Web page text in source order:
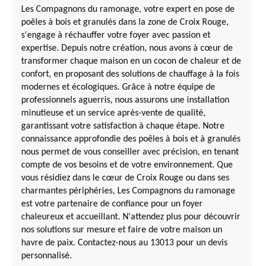
Les Compagnons du ramonage, votre expert en pose de
poêles à bois et granulés dans la zone de Croix Rouge,
s'engage à réchauffer votre foyer avec passion et
expertise. Depuis notre création, nous avons à cœur de
transformer chaque maison en un cocon de chaleur et de
confort, en proposant des solutions de chauffage à la fois
modernes et écologiques. Grâce à notre équipe de
professionnels aguerris, nous assurons une installation
minutieuse et un service après-vente de qualité,
garantissant votre satisfaction à chaque étape. Notre
connaissance approfondie des poêles à bois et à granulés
nous permet de vous conseiller avec précision, en tenant
compte de vos besoins et de votre environnement. Que
vous résidiez dans le cœur de Croix Rouge ou dans ses
charmantes périphéries, Les Compagnons du ramonage
est votre partenaire de confiance pour un foyer
chaleureux et accueillant. N'attendez plus pour découvrir
nos solutions sur mesure et faire de votre maison un
havre de paix. Contactez-nous au 13013 pour un devis
personnalisé.